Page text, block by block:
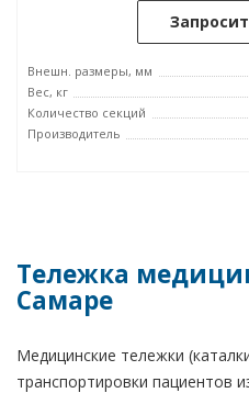
Внешн. размеры, мм
Вес, кг
Количество секций
Производитель
Тележка
Самаре
Медицинские тележки
транспортировки пациентов